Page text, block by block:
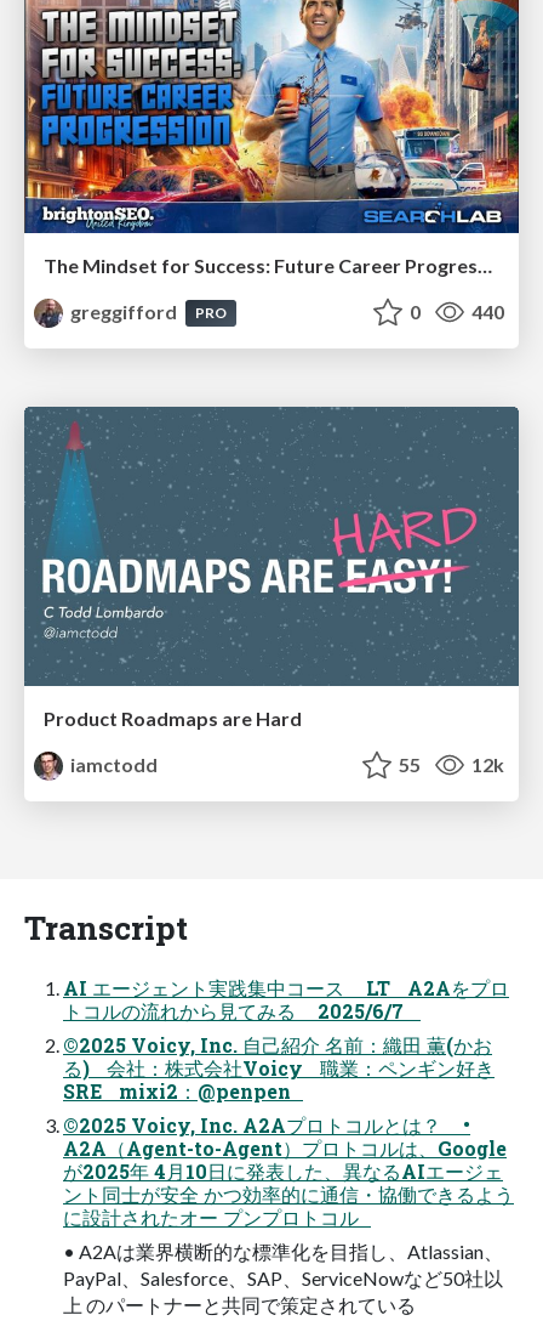
The Mindset for Success: Future Career Progression
greggifford
PRO 0 440
Product Roadmaps are Hard
iamctodd
55 12k
Transcript
AI エージェント実践集中コース LT A2Aをプロ
トコルの流れから見てみる 2025/6/7
©2025 Voicy, Inc. 自己紹介 名前：織田 薫(かお
る) 会社：株式会社Voicy 職業：ペンギン好き
SRE mixi2：@penpen
©2025 Voicy, Inc. A2Aプロトコルとは？ •
A2A（Agent-to-Agent）プロトコルは、Google
が2025年 4月10日に発表した、異なるAIエージェ
ント同士が安全 かつ効率的に通信・協働できるよう
に設計されたオー プンプロトコル
• A2Aは業界横断的な標準化を目指し、Atlassian、
PayPal、Salesforce、SAP、ServiceNowなど50社以
上 のパートナーと共同で策定されている